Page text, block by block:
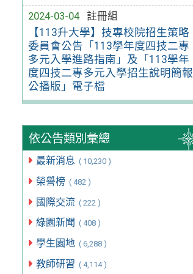
2024-03-04
註冊組
【113升大學】技專校院招生策略
委員會公告「113學年度四技二專
多元入學進路指南」及「113學年
度四技二專多元入學招生說明簡報
公播版」電子檔
依公告類別彙總
最新消息 ( 10,230 )
榮譽榜 ( 482 )
國際交流 ( 222 )
綠園新聞 ( 408 )
學生園地 ( 6,288 )
教師研習 ( 4,114 )